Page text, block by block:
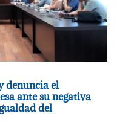
denuncia el
ante su negativa
del